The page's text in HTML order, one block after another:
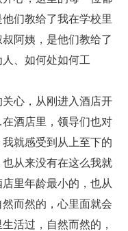
们教给了我在学校里
阿姨，是他们教给了
、如何处如何工
心，从刚进入酒店开
酒店里，领导们也对
就感受到从上至下的
从来没有在这么我就
里年龄最小的，也从
而然的，心里面就会
活过，自然而然的，